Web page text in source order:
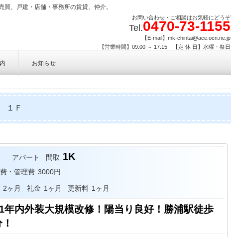
、戸建・店舗・事務所の賃貸、仲介。
お問い合わせ・ご相談はお気軽にどうぞ
Tel.0470-73-1155
【E-mail】mk-chintai@ace.ocn.ne.jp
【営業時間】09:00 ～ 17:15 【定 休 日】水曜・祭日
報保護方針
問い合せ
お知らせ
１Ｆ
アパート 間取 1K
・管理費 3000円
2ヶ月 礼金 1ヶ月 更新料 1ヶ月
年内外装大規模改修！陽当り良好！勝浦駅徒歩